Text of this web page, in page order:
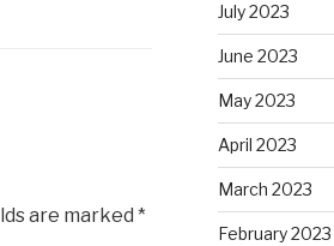
are marked *
July 2023
June 2023
May 2023
April 2023
March 2023
February 2023